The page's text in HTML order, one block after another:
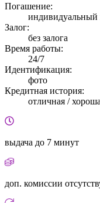
Погашение:
индивидуальный
Залог:
без залога
Время работы:
24/7
Идентификация:
фото
Кредитная история:
отличная /
выдача до 7 минут
доп. комиссии